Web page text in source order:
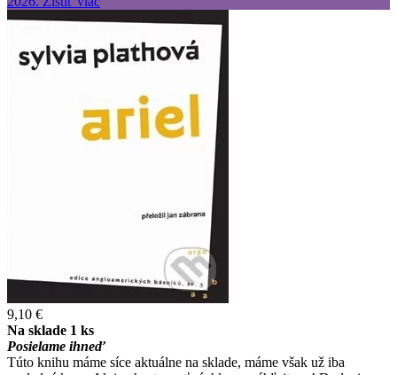
9,10 €
Na sklade 1 ks
Posielame ihneď
Túto knihu máme síce aktuálne na sklade, máme však už iba